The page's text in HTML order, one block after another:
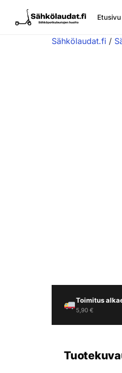
Etusivu
Varaa huolto
Sähkölaudat.fi /
Toimitus
5,90 €